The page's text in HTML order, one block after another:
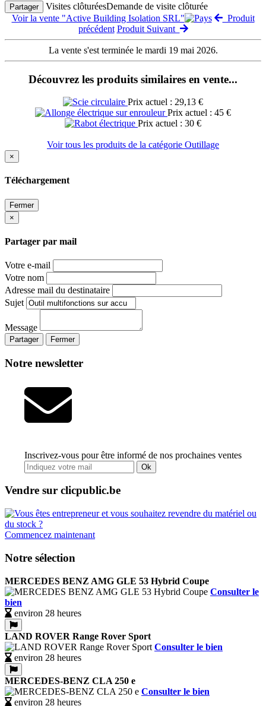
Partager Visites clôturéesDemande de visite clôturée
Voir la vente "Active Building Isolation SRL"
Produit
précédent Produit Suivant
La vente s'est terminée le mardi 19 mai 2026.
Découvrez les produits similaires en vente...
Prix actuel : 29,13 €
Prix actuel : 45 €
Prix actuel : 30 €
Voir tous les produits de la catégorie Outillage
×
Téléchargement
Fermer
×
Partager par mail
Votre e-mail
Votre nom
Adresse mail du destinataire
Sujet
Message
Partager Fermer
Notre newsletter
Inscrivez-vous pour être informé de nos prochaines ventes
Ok
Vendre sur clicpublic.be
Commencez maintenant
Notre sélection
MERCEDES BENZ AMG GLE 53 Hybrid Coupe
Consulter le
bien
environ 28 heures
LAND ROVER Range Rover Sport
Consulter le bien
environ 28 heures
MERCEDES-BENZ CLA 250 e
Consulter le bien
environ 28 heures